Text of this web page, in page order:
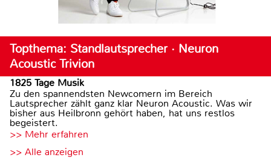
Topthema: Standlautsprecher · Neuron
Acoustic Trivion
1825 Tage Musik
Zu den spannendsten Newcomern im Bereich
Lautsprecher zählt ganz klar Neuron Acoustic. Was wir
bisher aus Heilbronn gehört haben, hat uns restlos
begeistert.
>> Mehr erfahren
>> Alle anzeigen